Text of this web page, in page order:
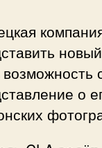
возможность
о